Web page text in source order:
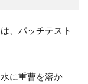
、パッチテスト
に重曹を溶か